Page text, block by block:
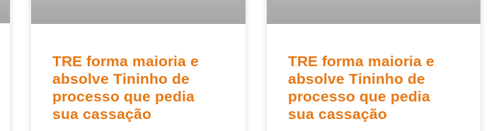
TRE forma maioria e
absolve Tininho de
processo que pedia
sua cassação
TRE forma maioria e
absolve Tininho de
processo que pedia
sua cassação